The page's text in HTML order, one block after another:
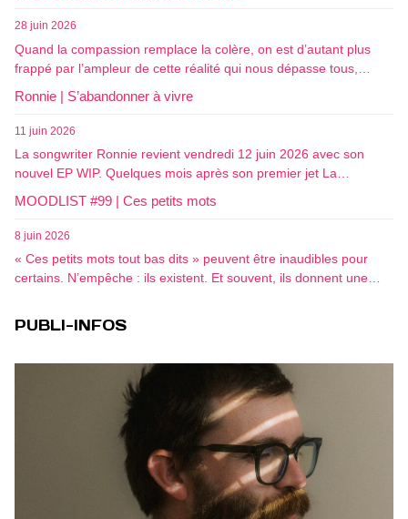
28 juin 2026
Quand la compassion remplace la colère, on est d’autant plus
frappé par l’ampleur de cette réalité qui nous dépasse tous,…
Ronnie | S’abandonner à vivre
11 juin 2026
La songwriter Ronnie revient vendredi 12 juin 2026 avec son
nouvel EP WIP. Quelques mois après son premier jet La…
MOODLIST #99 | Ces petits mots
8 juin 2026
« Ces petits mots tout bas dits » peuvent être inaudibles pour
certains. N’empêche : ils existent. Et souvent, ils donnent une…
PUBLI-INFOS